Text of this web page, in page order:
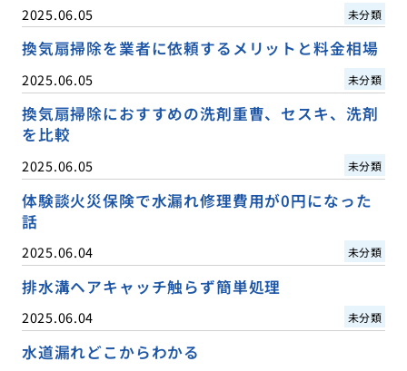
2025.06.05 未分類
換気扇掃除を業者に依頼するメリットと料金相場
2025.06.05 未分類
換気扇掃除におすすめの洗剤重曹、セスキ、洗剤
を比較
2025.06.05 未分類
体験談火災保険で水漏れ修理費用が0円になった
話
2025.06.04 未分類
排水溝ヘアキャッチ触らず簡単処理
2025.06.04 未分類
水道漏れどこからわかる